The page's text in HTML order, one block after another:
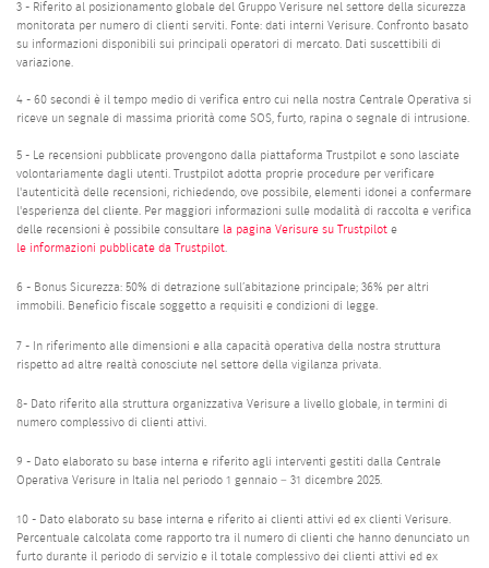
3 - Riferito al posizionamento globale del Gruppo Verisure nel settore della sicurezza
monitorata per numero di clienti serviti. Fonte: dati interni Verisure. Confronto basato
su informazioni disponibili sui principali operatori di mercato. Dati suscettibili di
variazione.
4 - 60 secondi è il tempo medio di verifica entro cui nella nostra Centrale Operativa si
riceve un segnale di massima priorità come SOS, furto, rapina o segnale di intrusione.
5 - Le recensioni pubblicate provengono dalla piattaforma Trustpilot e sono lasciate
volontariamente dagli utenti. Trustpilot adotta proprie procedure per verificare
l'autenticità delle recensioni, richiedendo, ove possibile, elementi idonei a confermare
l'esperienza del cliente. Per maggiori informazioni sulle modalità di raccolta e verifica
delle recensioni è possibile consultare la pagina Verisure su Trustpilot e
le informazioni pubblicate da Trustpilot
6 - Bonus Sicurezza: 50% di detrazione sull’abitazione principale; 36% per altri
immobili. Beneficio fiscale soggetto a requisiti e condizioni di legge.
7 - In riferimento alle dimensioni e alla capacità operativa della nostra struttura
rispetto ad altre realtà conosciute nel settore della vigilanza privata.
8- Dato riferito alla struttura organizzativa Verisure a livello globale, in termini di
numero complessivo di clienti attivi.
9 - Dato elaborato su base interna e riferito agli interventi gestiti dalla Centrale
Operativa Verisure in Italia nel periodo 1 gennaio – 31 dicembre 2025.
10 - Dato elaborato su base interna e riferito ai clienti attivi ed ex clienti Verisure.
Percentuale calcolata come rapporto tra il numero di clienti che hanno denunciato un
furto durante il periodo di servizio e il totale complessivo dei clienti attivi ed ex